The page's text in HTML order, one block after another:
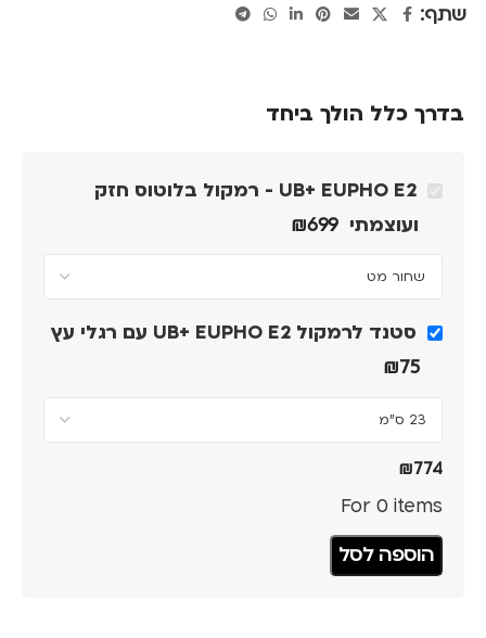
שתף:
בדרך כלל הולך ביחד
UB+ EUPHO E2 - רמקול בלוטוס חזק
ועוצמתי
₪699
סטנד לרמקול UB+ EUPHO E2 עם רגלי עץ
₪75
₪774
For 0 items
הוספה לסל